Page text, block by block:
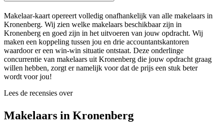
Makelaar-kaart opereert volledig onafhankelijk van alle makelaars in
Kronenberg. Wij zien welke makelaars beschikbaar zijn in
Kronenberg en goed zijn in het uitvoeren van jouw opdracht. Wij
maken een koppeling tussen jou en drie accountantskantoren
waardoor er een win-win situatie ontstaat. Deze onderlinge
concurrentie van makelaars uit Kronenberg die jouw opdracht graag
willen hebben, zorgt er namelijk voor dat de prijs een stuk beter
wordt voor jou!
Lees de recensies over
Makelaars in Kronenberg